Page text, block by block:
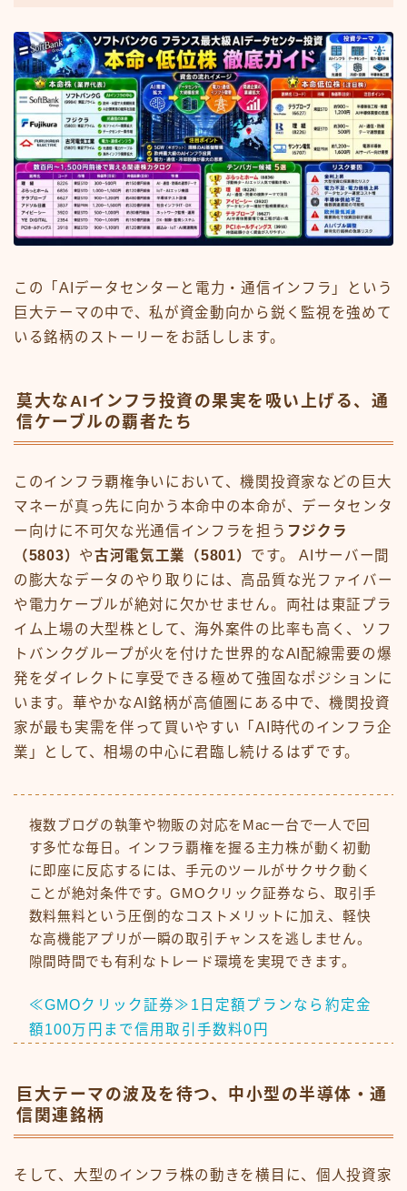
この「AIデータセンターと電力・通信インフラ」という
巨大テーマの中で、私が資金動向から鋭く監視を強めて
いる銘柄のストーリーをお話しします。
莫大なAIインフラ投資の果実を吸い上げる、通
信ケーブルの覇者たち
このインフラ覇権争いにおいて、機関投資家などの巨大
マネーが真っ先に向かう本命中の本命が、データセンタ
ー向けに不可欠な光通信インフラを担う フジクラ
（5803） や古河電気工業（5801） です。 AIサーバー間
の膨大なデータのやり取りには、高品質な光ファイバー
や電力ケーブルが絶対に欠かせません。両社は東証プラ
イム上場の大型株として、海外案件の比率も高く、ソフ
トバンクグループが火を付けた世界的なAI配線需要の爆
発をダイレクトに享受できる極めて強固なポジションに
います。華やかなAI銘柄が高値圏にある中で、機関投資
家が最も実需を伴って買いやすい「AI時代のインフラ企
業」として、相場の中心に君臨し続けるはずです。
複数ブログの執筆や物販の対応をMac一台で一人で回
す多忙な毎日。インフラ覇権を握る主力株が動く初動
に即座に反応するには、手元のツールがサクサク動く
ことが絶対条件です。GMOクリック証券なら、取引手
数料無料という圧倒的なコストメリットに加え、軽快
な高機能アプリが一瞬の取引チャンスを逃しません。
隙間時間でも有利なトレード環境を実現できます。
≪GMOクリック証券≫1日定額プランなら約定金
額100万円まで信用取引手数料0円
巨大テーマの波及を待つ、中小型の半導体・通
信関連銘柄
そして、大型のインフラ株の動きを横目に、個人投資家